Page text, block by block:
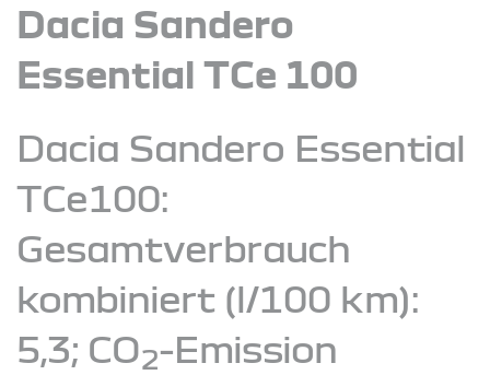
Dacia Sandero
Essential TCe 100
Dacia Sandero Essential
TCe100:
Gesamtverbrauch
kombiniert (l/100 km):
5,3; CO2-Emission